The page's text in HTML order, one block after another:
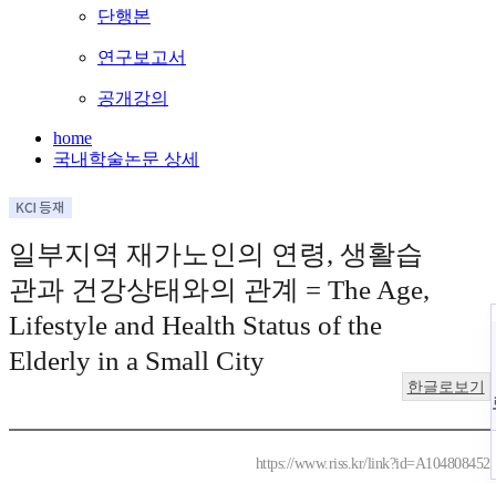
단행본
연구보고서
공개강의
home
국내학술논문 상세
일부지역 재가노인의 연령, 생활습
관과 건강상태와의 관계 = The Age,
Lifestyle and Health Status of the
Elderly in a Small City
한글로보기
https://www.riss.kr/link?id=A104808452